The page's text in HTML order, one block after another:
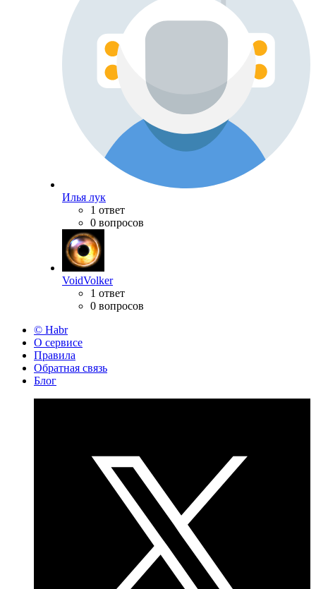
Илья лук
1 ответ
0 вопросов
VoidVolker
1 ответ
0 вопросов
© Habr
О сервисе
Правила
Обратная связь
Блог